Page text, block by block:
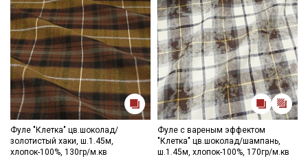
Фуле "Клетка" цв.шоколад/
золотистый хаки, ш.1.45м,
хлопок-100%, 130гр/м.кв
Фуле с вареным эффектом
"Клетка" цв.шоколад/шампань,
ш.1.45м, хлопок-100%, 170гр/м.кв